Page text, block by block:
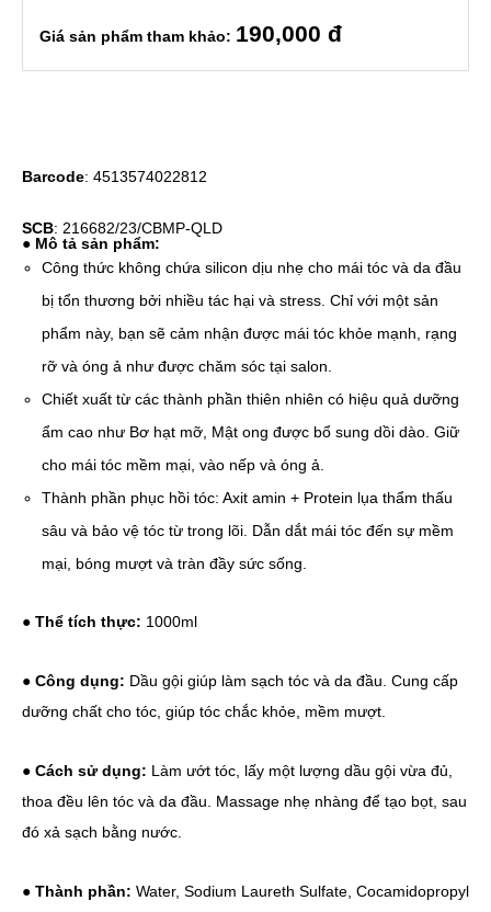
Giá sản phẩm tham khảo: 190,000 đ
Barcode: 4513574022812
SCB: 216682/23/CBMP-QLD
● Mô tả sản phẩm:
Công thức không chứa silicon dịu nhẹ cho mái tóc và da đầu
bị tổn thương bởi nhiều tác hại và stress. Chỉ với một sản
phẩm này, bạn sẽ cảm nhận được mái tóc khỏe mạnh, rạng
rỡ và óng ả như được chăm sóc tại salon.
Chiết xuất từ các thành phần thiên nhiên có hiệu quả dưỡng
ẩm cao như Bơ hạt mỡ, Mật ong được bổ sung dồi dào. Giữ
cho mái tóc mềm mại, vào nếp và óng ả.
Thành phần phục hồi tóc: Axit amin + Protein lụa thẩm thấu
sâu và bảo vệ tóc từ trong lõi. Dẫn dắt mái tóc đến sự mềm
mại, bóng mượt và tràn đầy sức sống.
● Thể tích thực: 1000ml
● Công dụng: Dầu gội giúp làm sạch tóc và da đầu. Cung cấp
dưỡng chất cho tóc, giúp tóc chắc khỏe, mềm mượt.
● Cách sử dụng: Làm ướt tóc, lấy một lượng dầu gội vừa đủ,
thoa đều lên tóc và da đầu. Massage nhẹ nhàng để tạo bọt, sau
đó xả sạch bằng nước.
● Thành phần: Water, Sodium Laureth Sulfate, Cocamidopropyl